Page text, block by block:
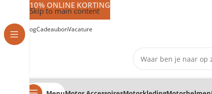
Skip to main content
VlogCadeaubonVacature
10% ONLINE KORTING